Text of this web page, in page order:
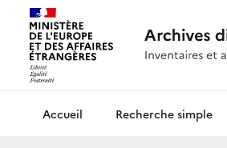
Archives diplomatiquesRecherche simple